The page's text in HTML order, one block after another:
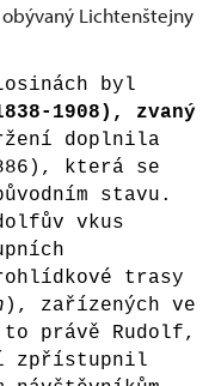
Lichtenštejny
byl
1908), zvaný
doplnila
která se
stavu.
vkus
trasy
), zařízených ve
právě Rudolf,
zpřístupnil